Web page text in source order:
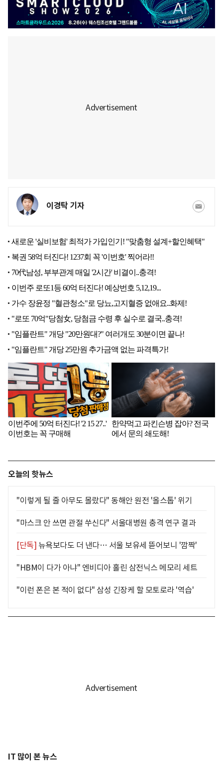
이경탁 기자
오늘의 핫뉴스
"이렇게 될 줄 아무도 몰랐다" 동해안 원전 '올스톱' 위기
"마스크 안 쓰면 관절 쑤신다" 서울대병원 충격 연구 결과
[단독] 뉴욕보다도 더 낸다… 서울 보유세 뜯어보니 '깜짝'
"HBM이 다가 아냐" 엔비디아 홀린 삼전닉스 메모리 세트
"이런 폰은 본 적이 없다" 삼성 긴장케 할 모토로라 '역습'
IT 많이 본 뉴스